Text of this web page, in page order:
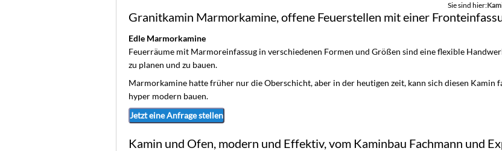
Sie sind hier:
Granitkamin Marmorkamine, offene Feuerstellen mit einer
Edle Marmorkamine
Feuerräume mit Marmoreinfassug in verschiedenen Formen und Größen sind eine flexible
zu planen und zu bauen.
Marmorkamine hatte früher nur die Oberschicht, aber in der heutigen zeit, kann sich diesen Kamin
hyper modern bauen.
Jetzt eine Anfrage stellen
Kamin und Ofen, modern und Effektiv, vom Kaminbau Fachmann und